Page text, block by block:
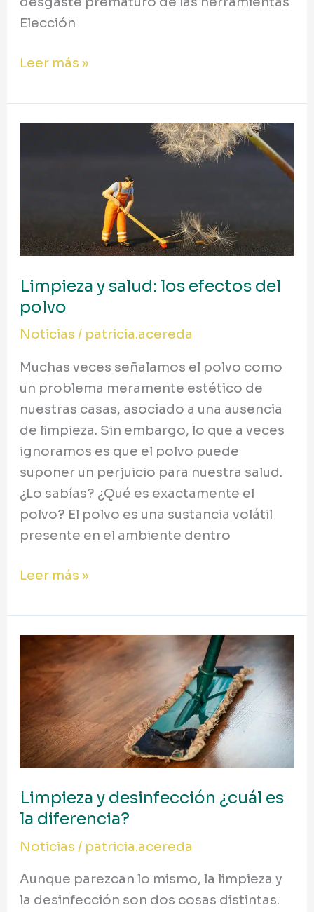
Elección
Leer más »
Limpieza y salud: los efectos del
polvo
Noticias / patricia.acereda
Muchas veces señalamos el polvo como
un problema meramente estético de
nuestras casas, asociado a una ausencia
de limpieza. Sin embargo, lo que a veces
ignoramos es que el polvo puede
suponer un perjuicio para nuestra salud.
¿Lo sabías? ¿Qué es exactamente el
polvo? El polvo es una sustancia volátil
presente en el ambiente dentro
del
polvo
Leer más »
Limpieza y desinfección ¿cuál es
la diferencia?
Noticias / patricia.acereda
Aunque parezcan lo mismo, la limpieza y
la desinfección son dos cosas distintas.
Limpieza
desinfección
¿cuál
es
la
diferencia?